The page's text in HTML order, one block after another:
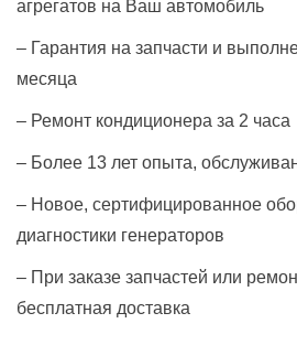
агрегатов на Ваш автомобиль
– Гарантия на запчасти и
месяца
– Ремонт кондиционера за 2 часа
– Более 13 лет опыта,
– Новое, сертифицированное
диагностики генераторов
– При заказе запчастей или
бесплатная доставка